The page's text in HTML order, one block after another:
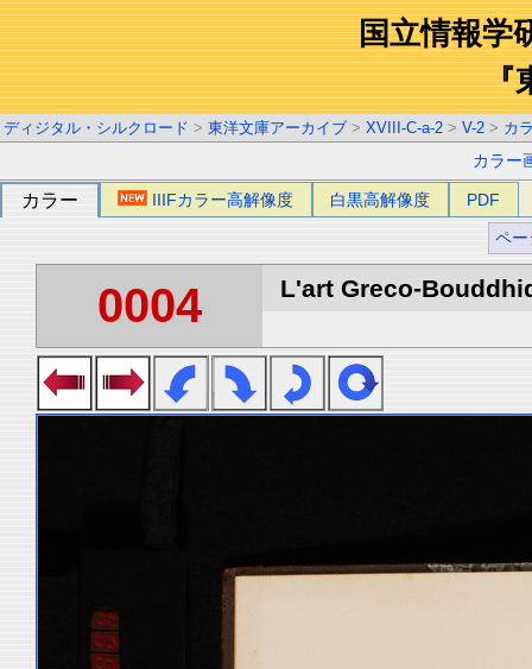
国立情報学
『
ディジタル・シルクロード > 東洋文庫アーカイブ > XVIII-C-a-2 > V-2 > カ
カラー
カラー IIIFカラー高解像度 白黒高解像度 PDF
ペー
0004 L'art Greco-